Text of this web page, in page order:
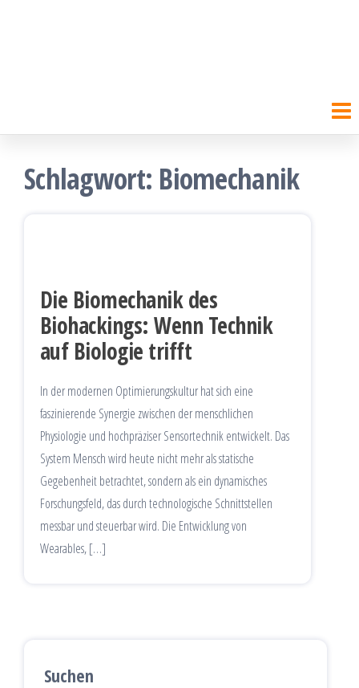
Schlagwort: Biomechanik
Die Biomechanik des
Biohackings: Wenn Technik
auf Biologie trifft
In der modernen Optimierungskultur hat sich eine
faszinierende Synergie zwischen der menschlichen
Physiologie und hochpräziser Sensortechnik entwickelt. Das
System Mensch wird heute nicht mehr als statische
Gegebenheit betrachtet, sondern als ein dynamisches
Forschungsfeld, das durch technologische Schnittstellen
messbar und steuerbar wird. Die Entwicklung von
Wearables, […]
Suchen